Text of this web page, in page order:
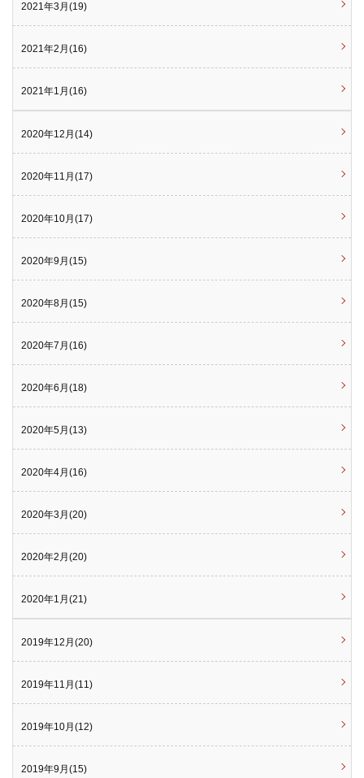
2021年3月(19)
2021年2月(16)
2021年1月(16)
2020年12月(14)
2020年11月(17)
2020年10月(17)
2020年9月(15)
2020年8月(15)
2020年7月(16)
2020年6月(18)
2020年5月(13)
2020年4月(16)
2020年3月(20)
2020年2月(20)
2020年1月(21)
2019年12月(20)
2019年11月(11)
2019年10月(12)
2019年9月(15)